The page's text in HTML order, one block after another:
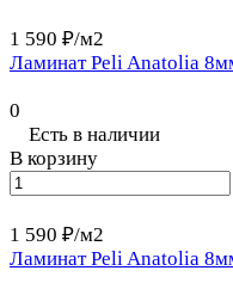
1 590 ₽/м2
Ламинат Peli Anatolia
0
Есть в наличии
В корзину
1 590 ₽/м2
Ламинат Peli Anatolia